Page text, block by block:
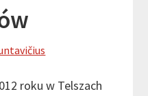
roku w Telszach